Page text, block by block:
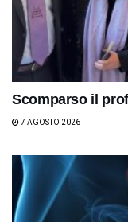
Scomparso il
7 AGOSTO 2026